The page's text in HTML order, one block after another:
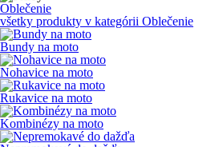
Oblečenie
všetky produkty v kategórii Oblečenie
Bundy na moto
Nohavice na moto
Rukavice na moto
Kombinézy na moto